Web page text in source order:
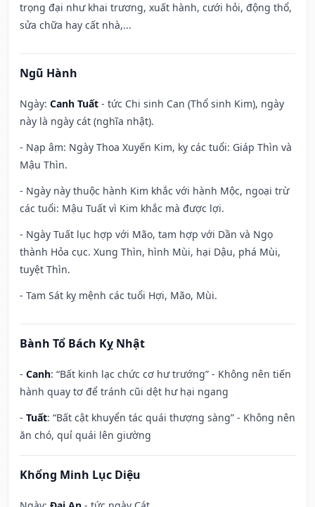
trọng đại như khai trương, xuất hành, cưới hỏi, động thổ,
sửa chữa hay cất nhà,...
Ngũ Hành
Ngày: Canh Tuất - tức Chi sinh Can (Thổ sinh Kim), ngày
này là ngày cát (nghĩa nhật).
- Nạp âm: Ngày Thoa Xuyến Kim, kỵ các tuổi: Giáp Thìn và
Mậu Thìn.
- Ngày này thuộc hành Kim khắc với hành Mộc, ngoại trừ
các tuổi: Mậu Tuất vì Kim khắc mà được lợi.
- Ngày Tuất lục hợp với Mão, tam hợp với Dần và Ngọ
thành Hỏa cục. Xung Thìn, hình Mùi, hại Dậu, phá Mùi,
tuyệt Thìn.
- Tam Sát kỵ mệnh các tuổi Hợi, Mão, Mùi.
Bành Tổ Bách Kỵ Nhật
- Canh: “Bất kinh lạc chức cơ hư trướng” - Không nên tiến
hành quay tơ để tránh cũi dệt hư hại ngang
- Tuất: “Bất cật khuyển tác quái thượng sàng” - Không nên
ăn chó, quỉ quái lên giường
Khổng Minh Lục Diệu